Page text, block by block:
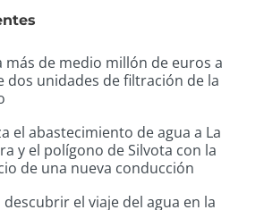
más de medio millón de euros a
dos unidades de filtración de la
el abastecimiento de agua a La
y el polígono de Silvota con la
de una nueva conducción
descubrir el viaje del agua en la